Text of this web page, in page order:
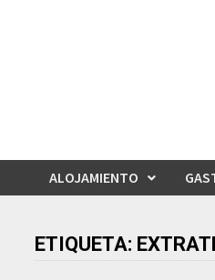
ALOJAMIENTO
ETIQUETA: